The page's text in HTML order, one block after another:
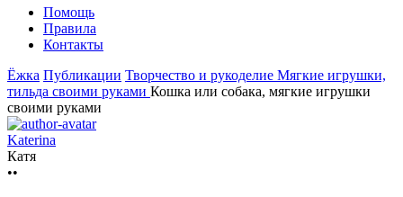
Помощь
Правила
Контакты
Ёжка Публикации Творчество и рукоделие Мягкие игрушки,
тильда своими руками Кошка или собака, мягкие игрушки
своими руками
Katerina
Катя
••